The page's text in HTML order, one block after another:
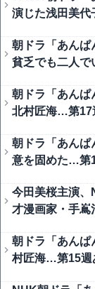
演じた浅田美代
朝ドラ「あん
貧乏でも二人
朝ドラ「あんぱ
北村匠海…第17
朝ドラ「あんぱ
意を固めた…第
今田美桜主演、
才漫画家・手嶌
朝ドラ「あんぱ
村匠海…第15週